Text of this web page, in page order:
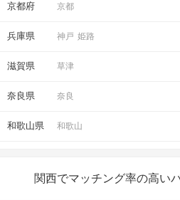
京都府 京都
兵庫県 神戸 姫路
滋賀県 草津
奈良県 奈良
和歌山県 和歌山
関西でマッチング率の高い